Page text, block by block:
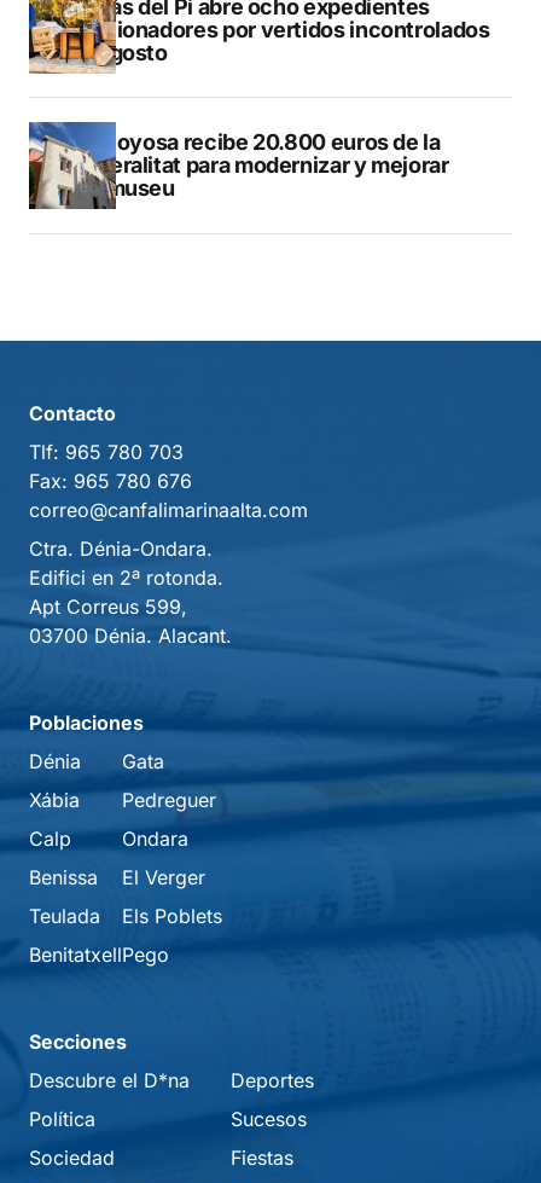
L’Alfàs del Pi abre ocho expedientes
sancionadores por vertidos incontrolados
en agosto
Villajoyosa recibe 20.800 euros de la
Generalitat para modernizar y mejorar
Vilamuseu
Contacto
Tlf: 965 780 703
Fax: 965 780 676
correo@canfalimarinaalta.com
Ctra. Dénia-Ondara.
Edifici en 2ª rotonda.
Apt Correus 599,
03700 Dénia. Alacant.
Poblaciones
Dénia
Xábia
Calp
Benissa
Teulada
Benitatxell
Gata
Pedreguer
Ondara
El Verger
Els Poblets
Pego
Secciones
Descubre el D*na
Política
Sociedad
Deportes
Sucesos
Fiestas